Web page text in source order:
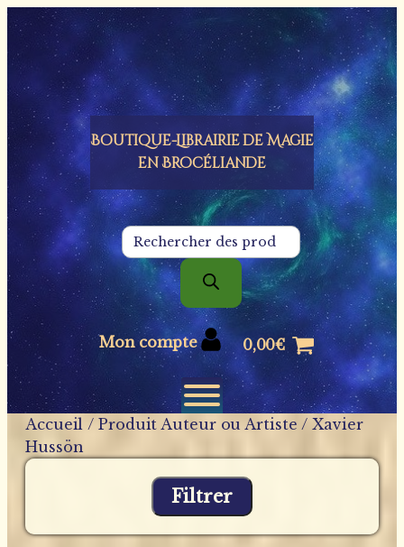
Panneau de gestion des cookies
Boutique-Librairie deMagie
en Brocéliande
Recherche
de
produits
Mon compte 0,00€
Accueil / Produit Auteur ou Artiste / Xavier
Hussön
Filtrer